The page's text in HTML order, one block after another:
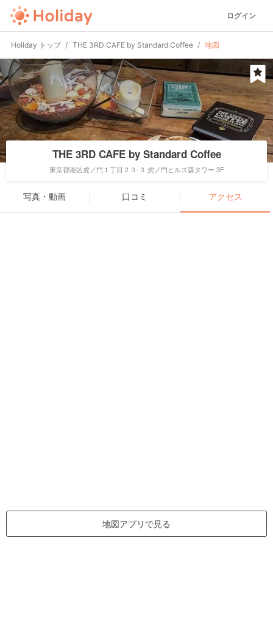
ログイン
Holiday トップ THE 3RD CAFE by Standard Coffee 地図
THE 3RD CAFE by Standard Coffee
東京都港区虎ノ門１丁目２３-３ 虎ノ門ヒルズ森タワー 3F
写真・動画 口コミ アクセス
地図アプリで見る